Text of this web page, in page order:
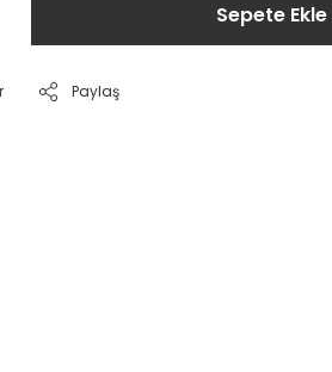
Sepete Ekle
Paylaş